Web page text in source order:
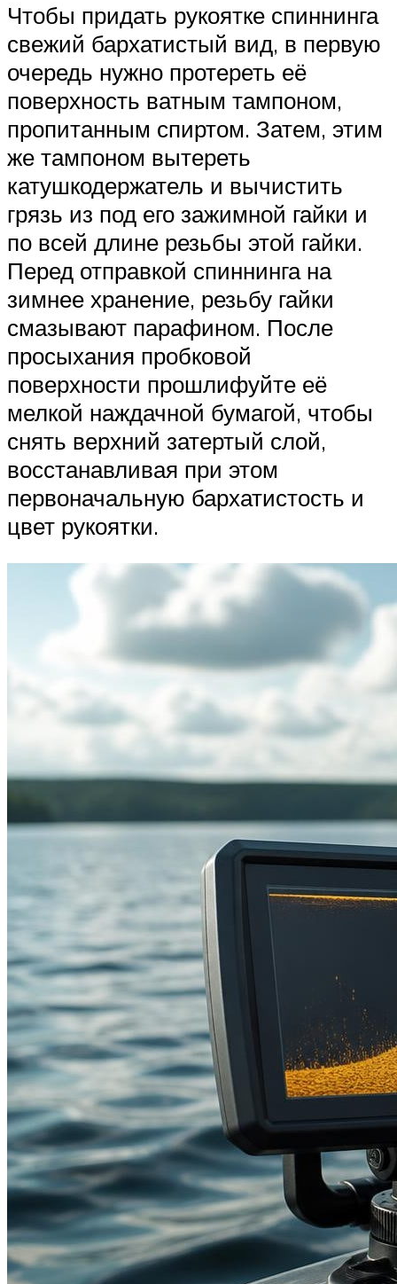
Чтобы придать рукоятке спиннинга
свежий бархатистый вид, в первую
очередь нужно протереть её
поверхность ватным тампоном,
пропитанным спиртом. Затем, этим
же тампоном вытереть
катушкодержатель и вычистить
грязь из под его зажимной гайки и
по всей длине резьбы этой гайки.
Перед отправкой спиннинга на
зимнее хранение, резьбу гайки
смазывают парафином. После
просыхания пробковой
поверхности прошлифуйте её
мелкой наждачной бумагой, чтобы
снять верхний затертый слой,
восстанавливая при этом
первоначальную бархатистость и
цвет рукоятки.